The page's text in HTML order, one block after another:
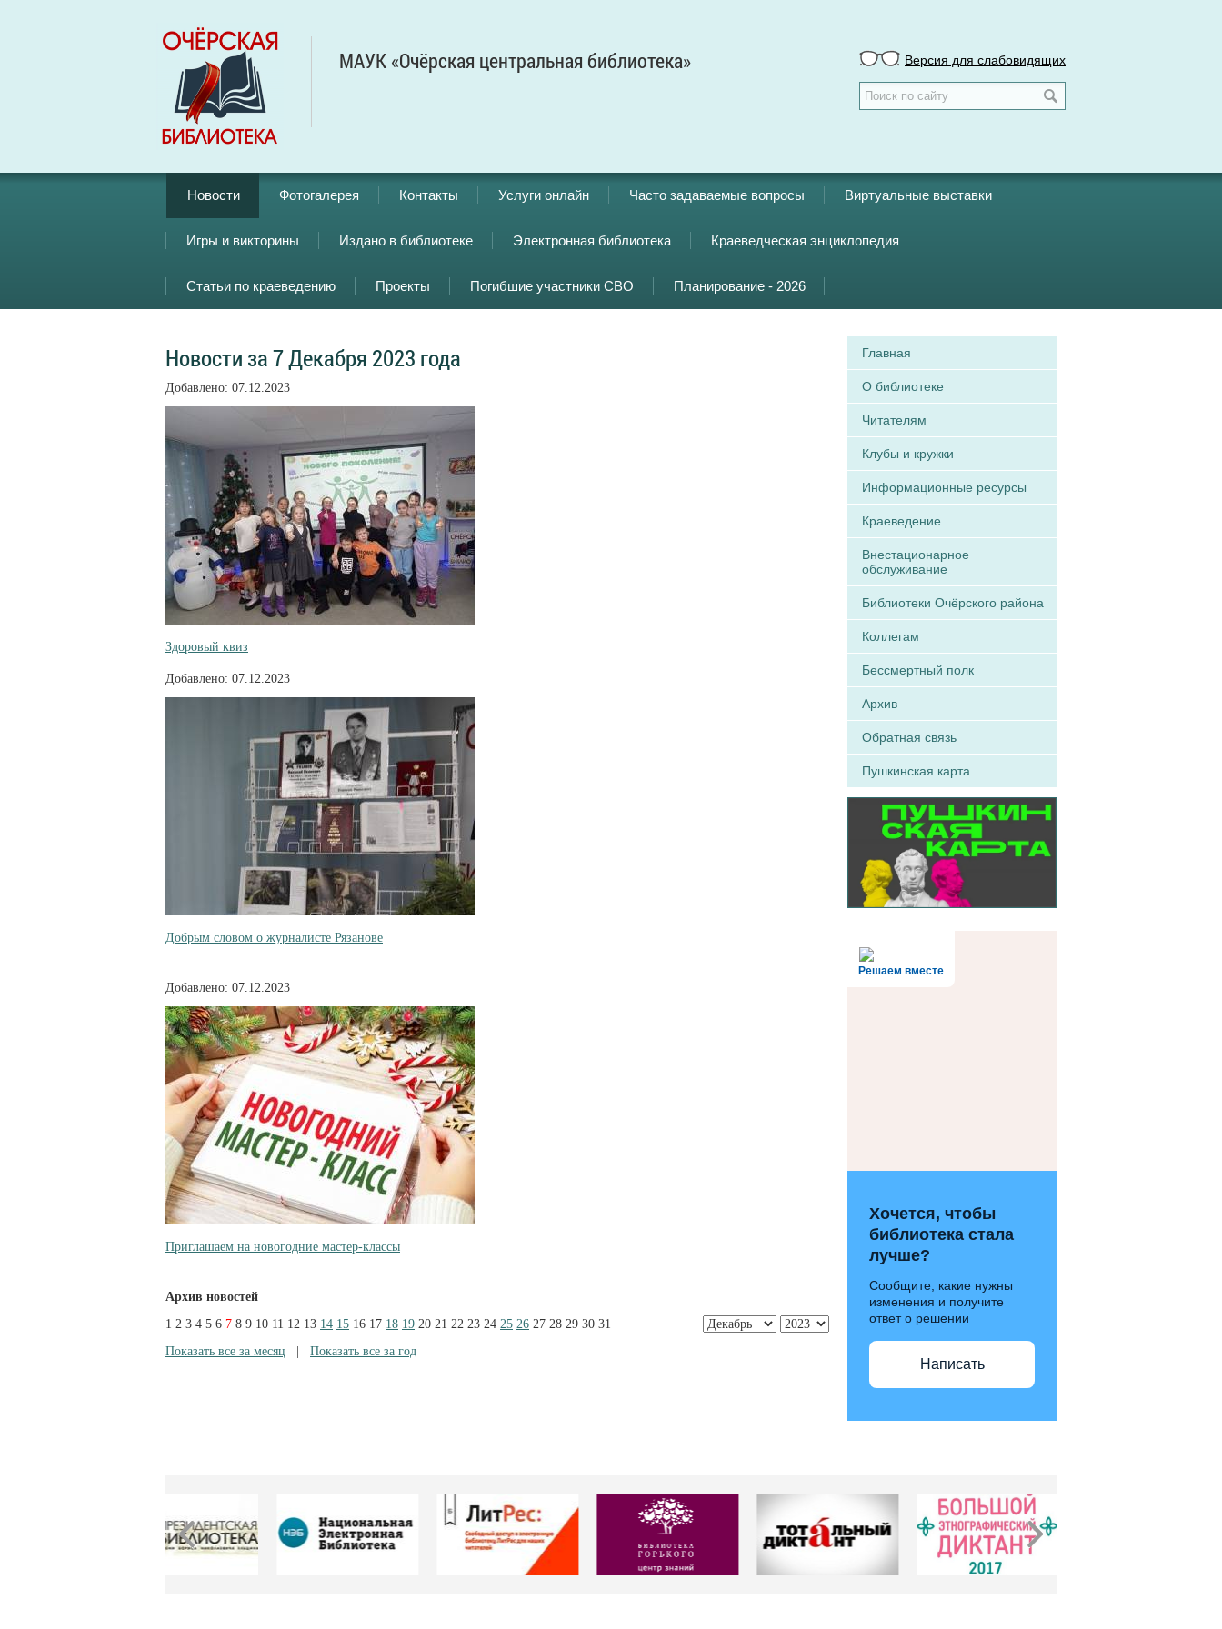
МАУК «Очёрская центральная библиотека» Версия для слабовидящих
Новости Фотогалерея Контакты Услуги онлайн Часто задаваемые вопросы Виртуальные выставки
Игры и викторины Издано в библиотеке Электронная библиотека Краеведческая энциклопедия
Статьи по краеведению Проекты Погибшие участники СВО Планирование - 2026
Новости за 7 Декабря 2023 года
Добавлено: 07.12.2023
Здоровый квиз
Добавлено: 07.12.2023
Добрым словом о журналисте Рязанове
Добавлено: 07.12.2023
Приглашаем на новогодние мастер-классы
Архив новостей
1 2 3 4 5 6 7 8 9 10 11 12 13 14 15 16 17 18 19 20 21 22 23 24 25 26 27 28 29 30 31
Показать все за месяц
Показать все за год
Главная
О библиотеке
Читателям
Клубы и кружки
Информационные ресурсы
Краеведение
Внестационарное
обслуживание
Библиотеки Очёрского района
Коллегам
Бессмертный полк
Архив
Обратная связь
Пушкинская карта
Решаем вместе
Хочется, чтобы
библиотека стала
лучше?
Сообщите, какие нужны
изменения и получите
ответ о решении
Написать